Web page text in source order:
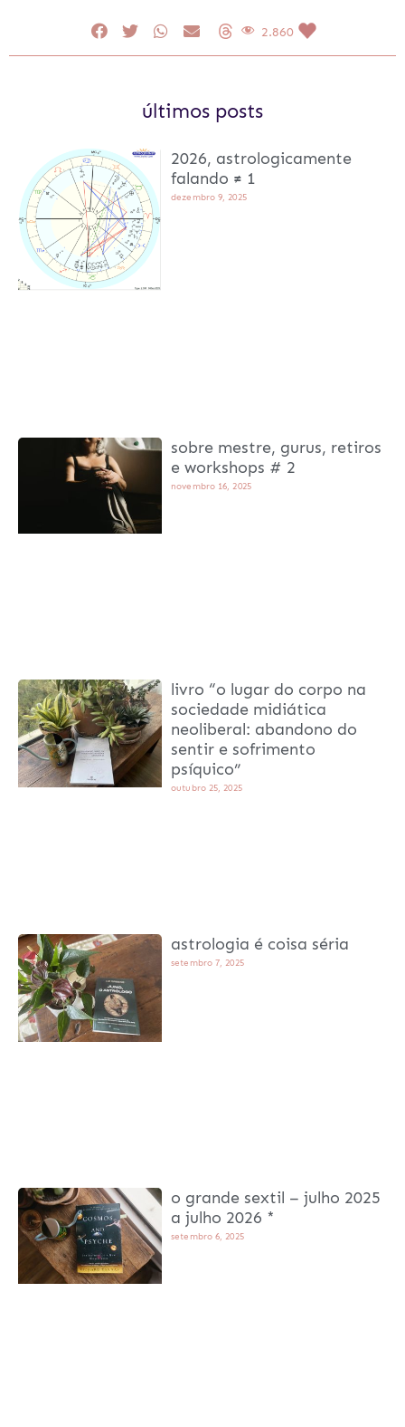
2.860
últimos posts
2026, astrologicamente
falando ≠ 1
dezembro 9, 2025
sobre mestre, gurus, retiros
e workshops # 2
novembro 16, 2025
livro “o lugar do corpo na
sociedade midiática
neoliberal: abandono do
sentir e sofrimento
psíquico”
outubro 25, 2025
astrologia é coisa séria
setembro 7, 2025
o grande sextil – julho 2025
a julho 2026 *
setembro 6, 2025